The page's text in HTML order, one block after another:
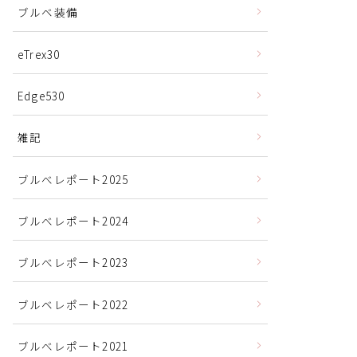
ブルベ装備
eTrex30
Edge530
雑記
ブルべレポート2025
ブルべレポート2024
ブルべレポート2023
ブルベレポート2022
ブルべレポート2021